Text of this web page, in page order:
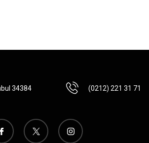
34384 (0212) 221 31 71